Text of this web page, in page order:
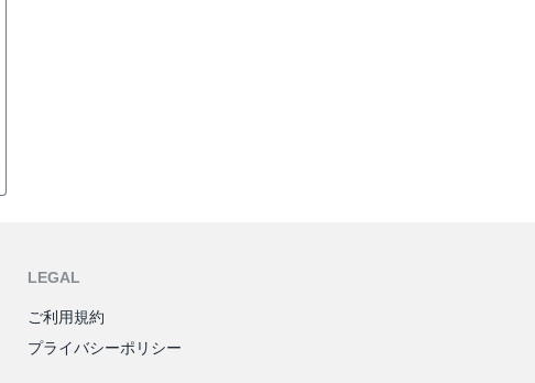
LEGAL
ご利用規約
プライバシーポリシー